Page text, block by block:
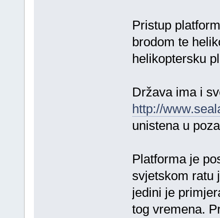
Pristup
brodom te
helikoptersku
Država ima i
http://
unistena u
Platforma je
svjetskom ratu
jedini je
tog vremena.